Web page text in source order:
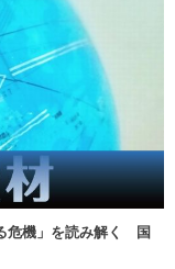
危機」を読み解く 国